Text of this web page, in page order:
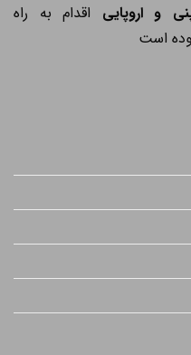
و اروپاییاقدام به راه
است